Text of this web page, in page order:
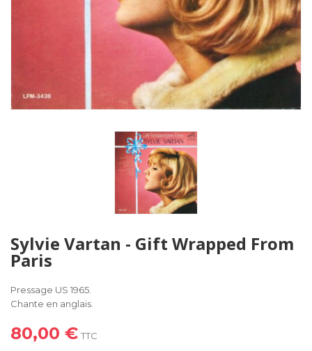
Sylvie Vartan - Gift Wrapped From
Paris
Pressage US 1965.
Chante en anglais.
80,00 € TTC